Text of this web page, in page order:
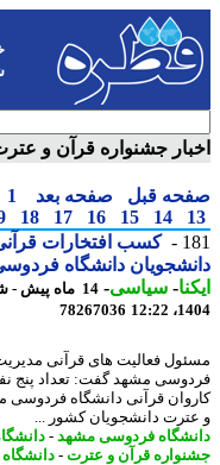
جشنواره قرآن و عترت
قبل صفحه بعد 1
2
14
15
16
17
18
19
کسب افتخارات قرآنی
دانشگاه فردوسی
-سیاسی-
78267036
فعالیت های قرآنی مدیریت
مشهد گفت: تعداد پنج نفر از
قرآنی دانشگاه فردوسی
دانشجویان کشور ...
فردوسی مشهد-دانشگاه
قرآن و عترت- دانشگاه-